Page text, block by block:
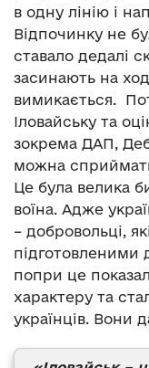
в одну лінію і
Відпочинку не
ставало дедалі
засинають на
вимикається.
Іловайську та
зокрема ДАП,
можна сприймати
Це була велика
воїна. Адже
– добровольці,
підготовленими
попри це
характеру та
українців. Вони